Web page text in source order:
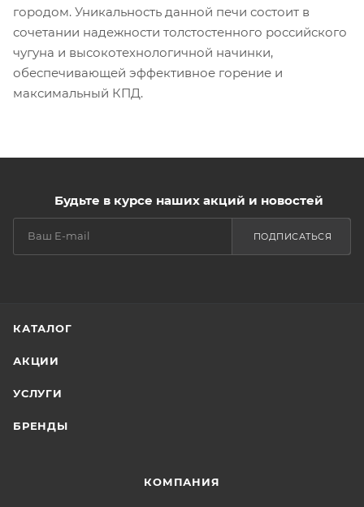
городом. Уникальность данной печи состоит в
сочетании надежности толстостенного российского
чугуна и высокотехнологичной начинки,
обеспечивающей эффективное горение и
максимальный КПД.
Будьте в курсе наших акций и новостей
ПОДПИСАТЬСЯ
КАТАЛОГ
АКЦИИ
УСЛУГИ
БРЕНДЫ
КОМПАНИЯ